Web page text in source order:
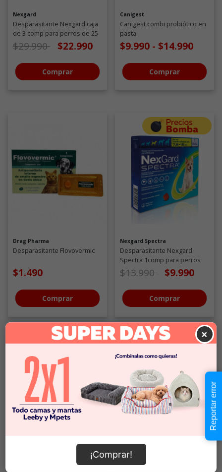
×
¡Comprar!
Nexgard
Desparasitante Nexgard caja
de 3 comp para perros de 25
a 50 KG
Precio de oferta desde
$29.990a $22.990
Comprar
Canigest
Canigest combi probiótico en
pasta
$9.990 - $14.990
Comprar
Drag Pharma
Desparasitante Flovovermic
$1.490
Comprar
Nexgard Spectra
Desparasitante Nexgard
Spectra 1comp para perros
de 7,6 a 15 KG
Precio de oferta desde
$13.990a $9.990
Comprar
Reportar error